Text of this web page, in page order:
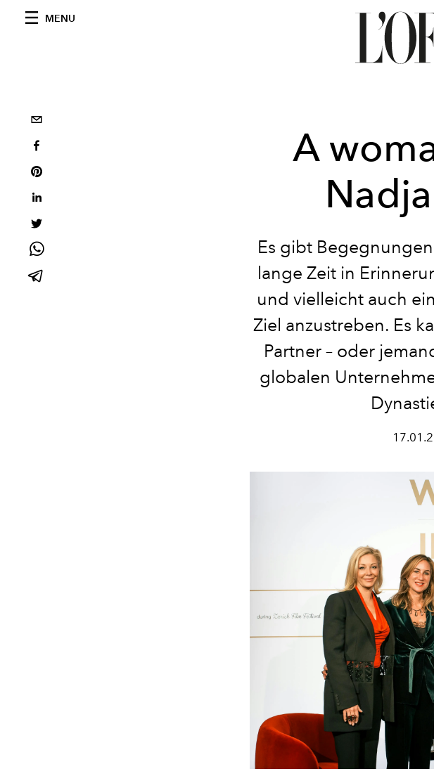
MENU
A
Es gibt
lange Zeit in
und vielleicht auch
Ziel anzustreben. Es
Partner – oder
globalen